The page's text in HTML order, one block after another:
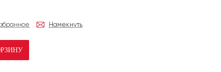
Намекнуть